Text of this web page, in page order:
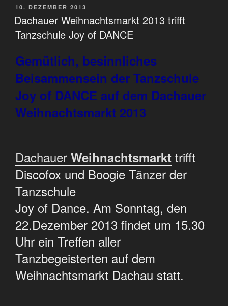
VERÖFFENTLICHT
AM
10. DEZEMBER 2013
Dachauer Weihnachtsmarkt 2013 trifft
Tanzschule Joy of DANCE
Gemütlich, besinnliches
Beisammensein der Tanzschule
Joy of DANCE auf dem Dachauer
Weihnachtsmarkt 2013
Dachauer Weihnachtsmarkt trifft
Discofox und Boogie Tänzer der
Tanzschule
Joy of Dance. Am Sonntag, den
22.Dezember 2013 findet um 15.30
Uhr ein Treffen aller
Tanzbegeisterten auf dem
Weihnachtsmarkt Dachau statt.